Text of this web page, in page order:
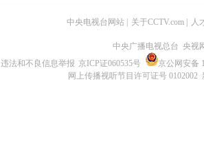
中央电视台网站 关于CCTV.com 人
中央广播电视总台 央视
违法和不良信息举报 京ICP证060535号
京公网安备
网上传播视听节目许可证号 0102002